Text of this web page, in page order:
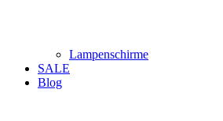
Lampenschirme
SALE
Blog